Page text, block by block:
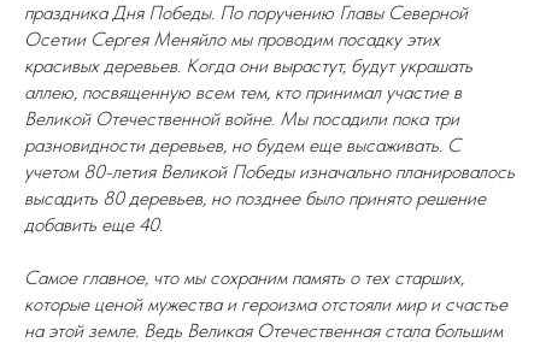
праздника Дня Победы. По поручению Главы Северной
Осетии Сергея Меняйло мы проводим посадку этих
красивых деревьев. Когда они вырастут, будут украшать
аллею, посвященную всем тем, кто принимал участие в
Великой Отечественной войне. Мы посадили пока три
разновидности деревьев, но будем еще высаживать. С
учетом 80-летия Великой Победы изначально планировалось
высадить 80 деревьев, но позднее было принято решение
добавить еще 40.
Самое главное, что мы сохраним память о тех старших,
которые ценой мужества и героизма отстояли мир и счастье
на этой земле. Ведь Великая Отечественная стала большим